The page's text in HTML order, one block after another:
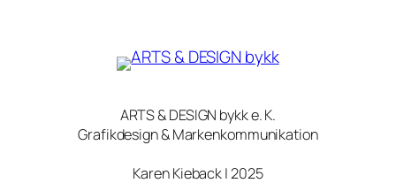
ARTS & DESIGN bykk e. K.
Grafikdesign & Markenkommunikation
Karen Kieback | 2025